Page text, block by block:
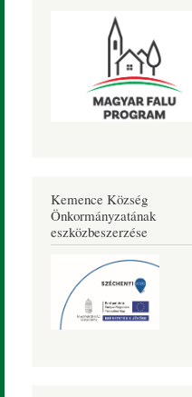
Kemence Község
Önkormányzatának
eszközbeszerzése